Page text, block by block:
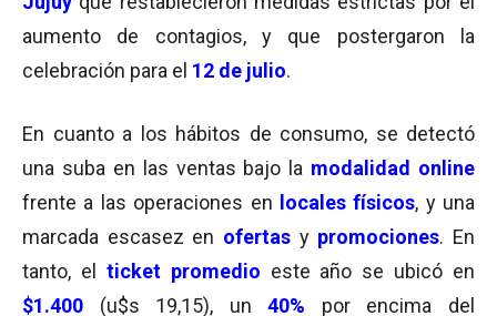
aumento de contagios, y que postergaron la
celebración para el 12 de julio.
En cuanto a los hábitos de consumo, se detectó
una suba en las ventas bajo la modalidad online
frente a las operaciones en locales físicos, y una
marcada escasez en ofertas y promociones. En
tanto, el ticket promedio este año se ubicó en
$1.400 (u$s 19,15), un 40% por encima del